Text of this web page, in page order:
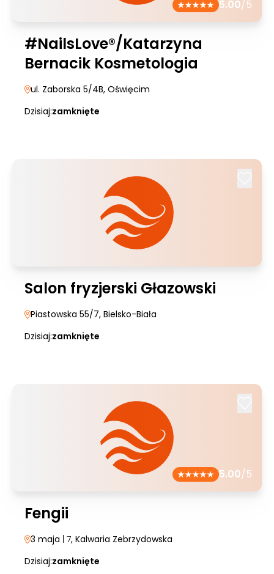
5.00/5
#NailsLove®/Katarzyna
Bernacik Kosmetologia
ul. Zaborska 5/4B, Oświęcim
Dzisiaj:zamknięte
Salon fryzjerski Głazowski
Piastowska 55/7, Bielsko-Biała
Dzisiaj:zamknięte
5.00/5
Fengii
3 maja | 7, Kalwaria Zebrzydowska
Dzisiaj:zamknięte